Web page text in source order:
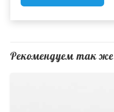
Рекомендуем так же